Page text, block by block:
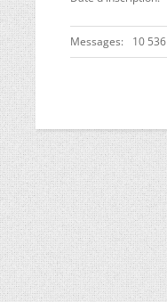
Messages 10 536